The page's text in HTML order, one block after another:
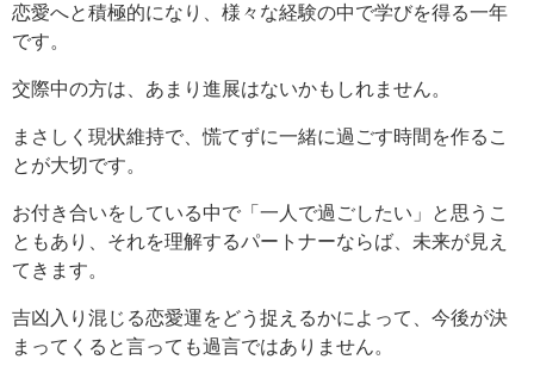
恋愛へと積極的になり、様々な経験の中で学びを得る一年
です。
交際中の方は、あまり進展はないかもしれません。
まさしく現状維持で、慌てずに一緒に過ごす時間を作るこ
とが大切です。
お付き合いをしている中で「一人で過ごしたい」と思うこ
ともあり、それを理解するパートナーならば、未来が見え
てきます。
吉凶入り混じる恋愛運をどう捉えるかによって、今後が決
まってくると言っても過言ではありません。